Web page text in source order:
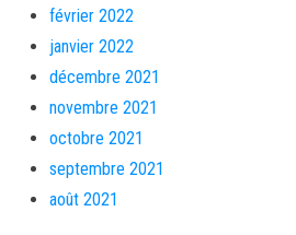
février 2022
janvier 2022
décembre 2021
novembre 2021
octobre 2021
septembre 2021
août 2021